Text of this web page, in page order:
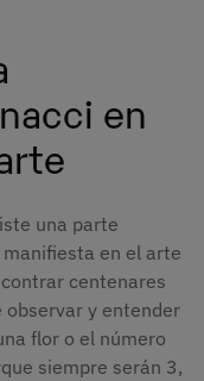
en
una parte
en el arte
centenares
observar y entender
flor o el número
siempre serán 3,